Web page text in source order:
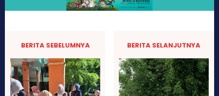
BERITA SEBELUMNYA BERITA SELANJUTNYA